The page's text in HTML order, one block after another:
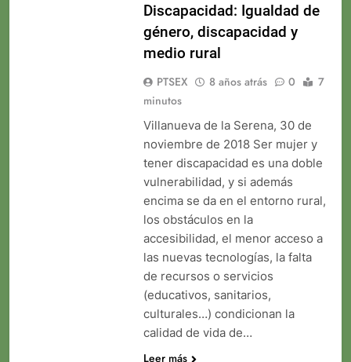
Discapacidad: Igualdad de
género, discapacidad y
medio rural
PTSEX 8 años atrás 0
7
minutos
Villanueva de la Serena, 30 de
noviembre de 2018 Ser mujer y
tener discapacidad es una doble
vulnerabilidad, y si además
encima se da en el entorno rural,
los obstáculos en la
accesibilidad, el menor acceso a
las nuevas tecnologías, la falta
de recursos o servicios
(educativos, sanitarios,
culturales…) condicionan la
calidad de vida de…
Leer más